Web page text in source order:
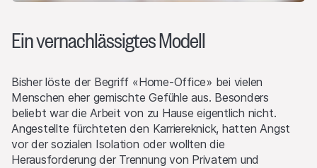
Ein vernachlässigtes Modell
Bisher löste der Begriff «Home-Office» bei vielen
Menschen eher gemischte Gefühle aus. Besonders
beliebt war die Arbeit von zu Hause eigentlich nicht.
Angestellte fürchteten den Karriereknick, hatten Angst
vor der sozialen Isolation oder wollten die
Herausforderung der Trennung von Privatem und